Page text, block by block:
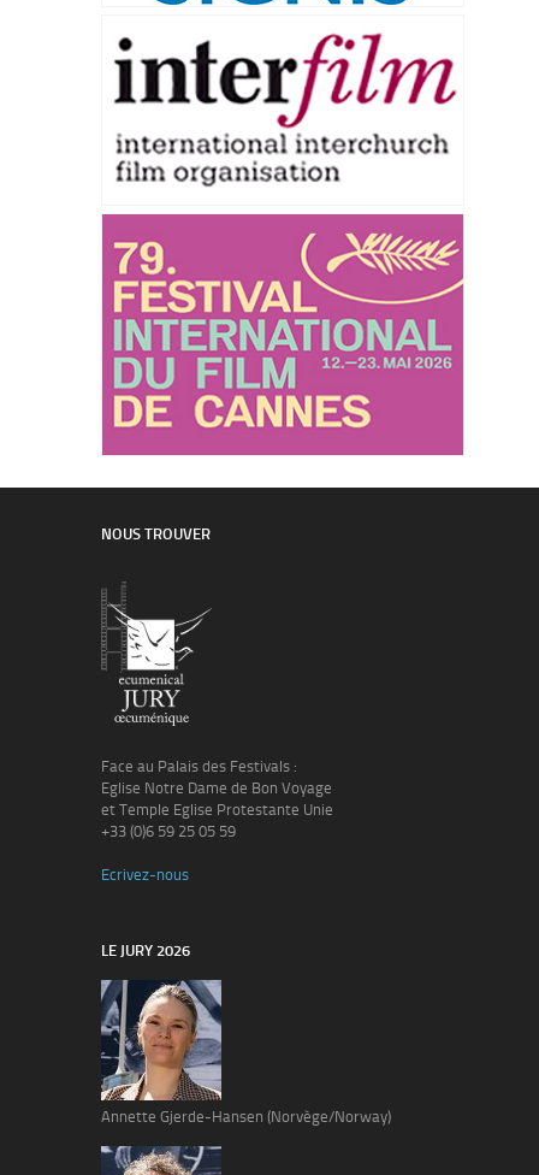
NOUS TROUVER
Face au Palais des Festivals :
Eglise Notre Dame de Bon Voyage
et Temple Eglise Protestante Unie
+33 (0)6 59 25 05 59
Ecrivez-nous
LE JURY 2026
Annette Gjerde-Hansen (Norvège/Norway)